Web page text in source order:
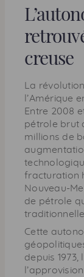
creuse
La
l’Amérique
Entre 2008
pétrole brut
millions de
fracturation
Nouveau-
de pétrole
Cette
depuis